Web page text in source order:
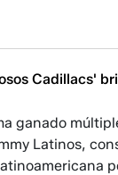
Cadillacs'
ganado
Latinos,